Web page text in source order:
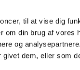
til at vise dig
om din brug af vores
og
dem, eller som